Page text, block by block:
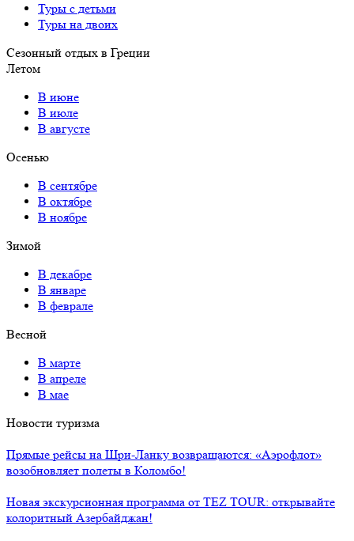
Туры с детьми
Туры на двоих
Сезонный отдых в Греции
Летом
В июне
В июле
В августе
Осенью
В сентябре
В октябре
В ноябре
Зимой
В декабре
В январе
В феврале
Весной
В марте
В апреле
В мае
Новости туризма
Прямые рейсы на Шри-Ланку возвращаются: «Аэрофлот»
возобновляет полеты в Коломбо!
Новая экскурсионная программа от TEZ TOUR: открывайте
колоритный Азербайджан!